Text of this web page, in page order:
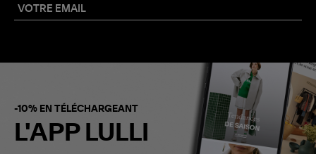
-10% EN TÉLÉCHARGEANT
L'APP LULLI